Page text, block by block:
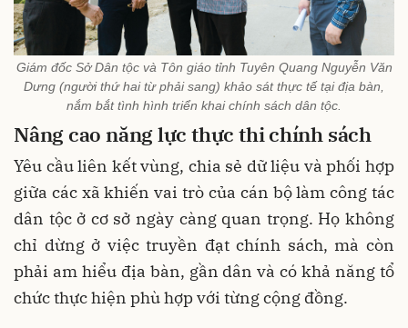
Giám đốc Sở Dân tộc và Tôn giáo tỉnh Tuyên Quang Nguyễn Văn
Dưng (người thứ hai từ phải sang) khảo sát thực tế tại địa bàn,
nắm bắt tình hình triển khai chính sách dân tộc.
Nâng cao năng lực thực thi chính sách
Yêu cầu liên kết vùng, chia sẻ dữ liệu và phối hợp
giữa các xã khiến vai trò của cán bộ làm công tác
dân tộc ở cơ sở ngày càng quan trọng. Họ không
chỉ dừng ở việc truyền đạt chính sách, mà còn
phải am hiểu địa bàn, gần dân và có khả năng tổ
chức thực hiện phù hợp với từng cộng đồng.